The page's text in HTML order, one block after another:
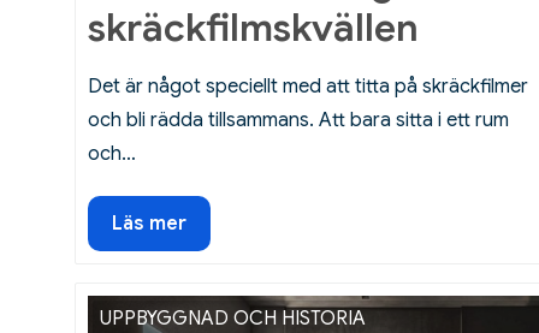
skräckfilmskvällen
Det är något speciellt med att titta på skräckfilmer
och bli rädda tillsammans. Att bara sitta i ett rum
och…
Ultimat
stämning
skräckfilmskvällen
Läs mer
UPPBYGGNAD OCH HISTORIA